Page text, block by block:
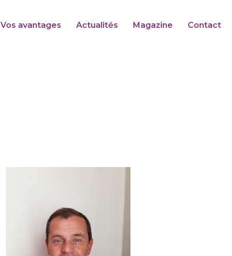
Vos avantages Actualités Magazine Contact